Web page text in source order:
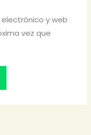
y web
vez que